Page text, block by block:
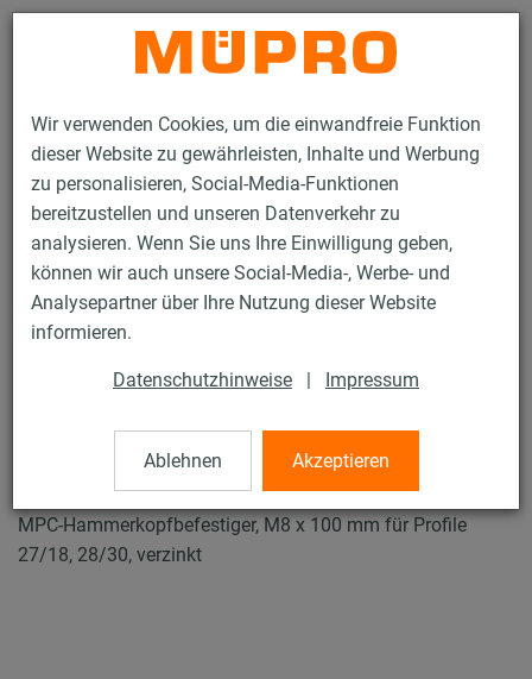
Wir verwenden Cookies, um die einwandfreie Funktion
dieser Website zu gewährleisten, Inhalte und Werbung
zu personalisieren, Social-Media-Funktionen
bereitzustellen und unseren Datenverkehr zu
analysieren. Wenn Sie uns Ihre Einwilligung geben,
können wir auch unsere Social-Media-, Werbe- und
Analysepartner über Ihre Nutzung dieser Website
informieren.
Datenschutzhinweise | Impressum
Ablehnen Akzeptieren
Kontakt
Produkte Brandschutz
Brandgeprüfte Befestigungen
Installationsschienen
MPC-Hammerkopfbefestiger 27/18 - 28/30
MPC-Hammerkopfbefestiger
27/18 - 28/30
MPC-Hammerkopfbefestiger, M8 x 100 mm für Profile
27/18, 28/30, verzinkt